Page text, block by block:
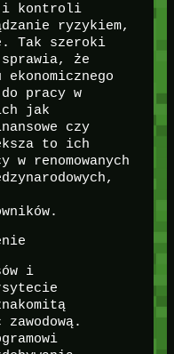
i kontroli
ryzykiem,
Tak szeroki
że
pracy w
jak
czy
to ich
w renomowanych
i